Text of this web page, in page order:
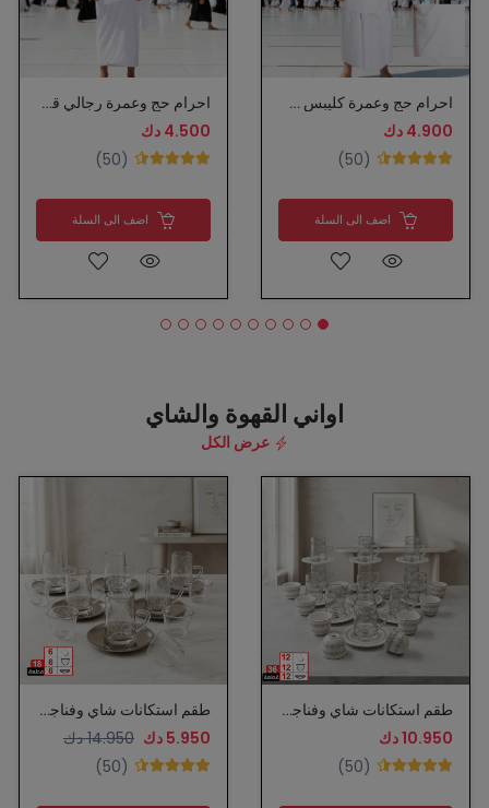
احرام حج وعمرة كليبس شبابي
4.900 دك
(50)
اضف الى السلة
احرام حج وعمرة رجالي قطن
4.500 دك
(50)
اضف الى السلة
اواني القهوة والشاي
عرض الكل
طقم استكانات شاي وفناجين قهوة عربية
10.950 دك
(50)
طقم استكانات شاي وفناجين قهوة عربية
5.950 دك
14.950 دك
(50)